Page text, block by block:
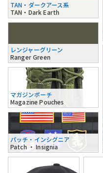
TAN・ダークアース系
TAN・Dark Earth
レンジャーグリーン
Ranger Green
マガジンポーチ
Magazine Pouches
パッチ・インシグニア
Patch ・ Insignia